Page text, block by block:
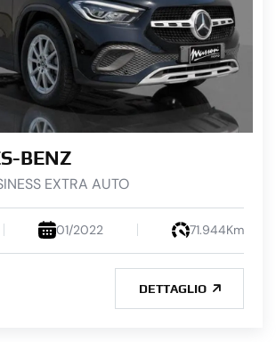
BENZ
EXTRA AUTO
01/2022 71.944Km
DETTAGLIO